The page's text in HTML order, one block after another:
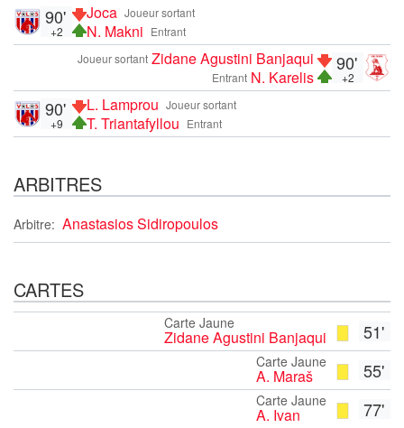
Joueur sortant
Joca
Entrant
N. Makni
90'
+2
90'
+2
Joueur sortant Zidane Agustini Banjaqui
Entrant N. Karelis
Joueur sortant
L. Lamprou
Entrant
T. Triantafyllou
90'
+9
ARBITRES
Arbitre: Anastasios Sidiropoulos
CARTES
51'
Carte Jaune
Zidane Agustini Banjaqui
55'
Carte Jaune
A. Maraš
77'
Carte Jaune
A. Ivan